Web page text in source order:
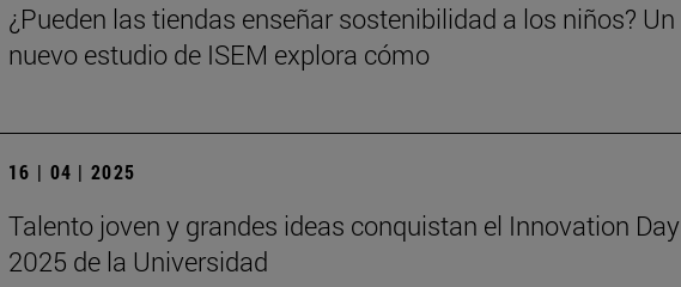
¿Pueden las tiendas enseñar sostenibilidad a los niños? Un
nuevo estudio de ISEM explora cómo
16 | 04 | 2025
Talento joven y grandes ideas conquistan el Innovation Day
2025 de la Universidad